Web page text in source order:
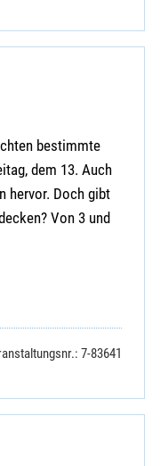
bestimmte
dem 13. Auch
hervor. Doch gibt
Von 3 und
7-83641